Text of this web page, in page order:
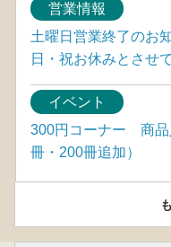
営業情報
土曜日営業終了のお
日・祝お休みとさせ
イベント
300円コーナー 商品
冊・200冊追加）